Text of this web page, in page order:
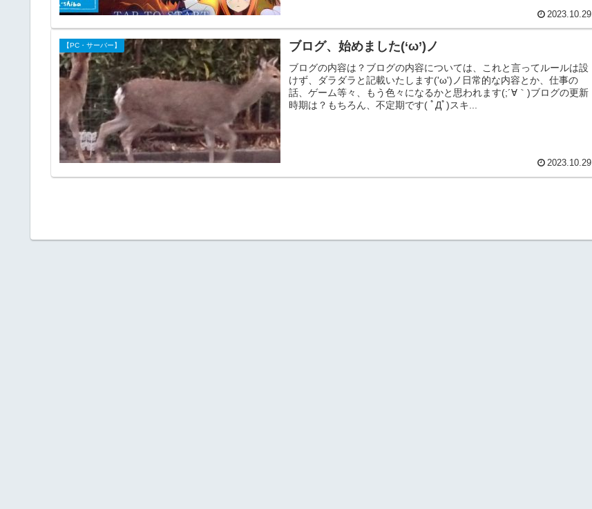
2023.10.29
【PC・サーバー】 ブログ、始めました(‘ω’)ノ
ブログの内容は？ブログの内容については、これと言ってルールは設
けず、ダラダラと記載いたします('ω')ノ日常的な内容とか、仕事の
話、ゲーム等々、もう色々になるかと思われます(;´∀｀)ブログの更新
時期は？もちろん、不定期です( ﾟДﾟ)スキ...
2023.10.29